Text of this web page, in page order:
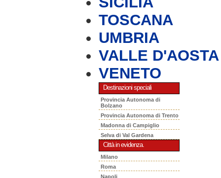
TOSCANA
UMBRIA
VALLE D'AOSTA
VENETO
Destinazioni speciali
Provincia Autonoma di
Bolzano
Provincia Autonoma di Trento
Madonna di Campiglio
Selva di Val Gardena
Città in evidenza.
Milano
Roma
Napoli